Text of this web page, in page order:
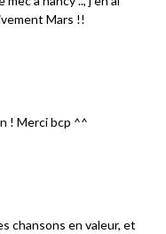
Mars !!
! Merci bcp ^^
chansons en valeur, et